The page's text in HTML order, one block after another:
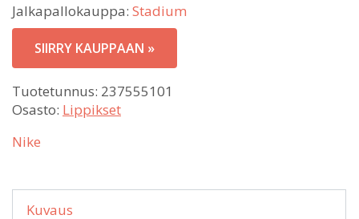
Jalkapallokauppa: Stadium
SIIRRY KAUPPAAN »
Tuotetunnus: 237555101
Osasto: Lippikset
Nike
Kuvaus